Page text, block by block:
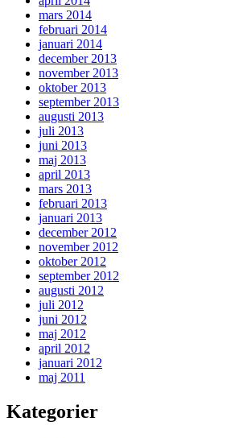
mars 2014
februari 2014
januari 2014
december 2013
november 2013
oktober 2013
september 2013
augusti 2013
juli 2013
juni 2013
maj 2013
april 2013
mars 2013
februari 2013
januari 2013
december 2012
november 2012
oktober 2012
september 2012
augusti 2012
juli 2012
juni 2012
maj 2012
april 2012
januari 2012
maj 2011
Kategorier